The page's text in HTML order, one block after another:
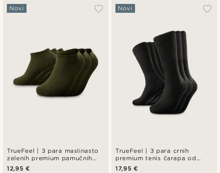
TrueFeel | 3 para maslinasto
zelenih premium pamučnih
čarapa do gležnja
Novi
12,95 €
TrueFeel | 3 para crnih
premium tenis čarapa od
pamuka
Novi
17,95 €